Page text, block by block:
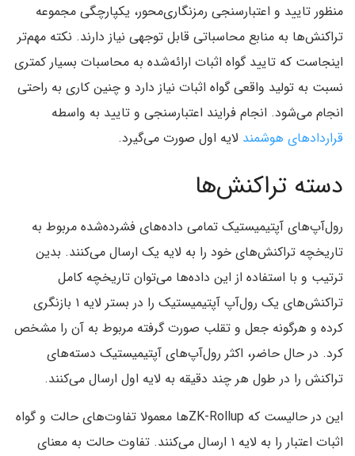
منظور تایید و اعتبارسنجی رمزنگاری‌محور، یکپارچگی مجموعه
تراکنش‌ها به منابع محاسباتی قابل توجهی نیاز دارند. نکته مهم‌تر
اینجاست که تایید گواه اثبات ارائه‌شده به محاسبات بسیار کمتری
نسبت به تولید واقعی گواه اثبات نیاز دارد و چنین کاری به راحتی
انجام می‌شود. انجام فرایند اعتبارسنجی و تایید به واسطه
قرارداد‌های هوشمند لایه اول صورت می‌گیرد.
دسته تراکنش‌ها
رول‌آپ‌های آپتیمیستیک تمامی داده‌های فشرده‌شده مربوط به
تاریخچه تراکنش‌های خود را به لایه یک ارسال می‌کنند. بدین
ترتیب و با استفاده از این داده‌ها می‌توان تاریخچه کامل
تراکنش‌های یک رول‌آپ آپتیمیستیک را در بستر لایه ۱ بازنگری
کرده و هرگونه جعل و تقلب صورت گرفته مربوط به آن را مشخص
کرد. در حال حاضر‌، اکثر رول‌آپ‌های آپتیمیستیک دسته‌های
تراکنش را در طول هر چند دقیقه به لایه اول ارسال می‌کنند.
این در حالیست که ZK-Rollup‌ها معمولا تفاوت‌های حالت و گواه
اثبات اعتبار را به لایه ۱ ارسال می‌کنند. تفاوت حالت به معنای